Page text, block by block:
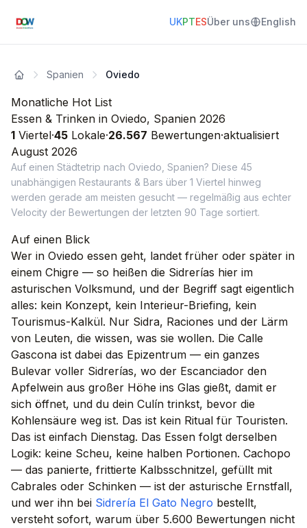
UKPTESÜber uns English
Spanien Oviedo
Monatliche Hot List
Essen & Trinken in Oviedo, Spanien 2026
1 Viertel·45 Lokale·26.567 Bewertungen·aktualisiert
August 2026
Auf einen Städtetrip nach Oviedo, Spanien? Diese 45
unabhängigen Restaurants & Bars über 1 Viertel hinweg
werden gerade am meisten gesucht — regelmäßig aus echter
Velocity der Bewertungen der letzten 90 Tage sortiert.
Auf einen Blick
Wer in Oviedo essen geht, landet früher oder später in
einem Chigre — so heißen die Sidrerías hier im
asturischen Volksmund, und der Begriff sagt eigentlich
alles: kein Konzept, kein Interieur-Briefing, kein
Tourismus-Kalkül. Nur Sidra, Raciones und der Lärm
von Leuten, die wissen, was sie wollen. Die Calle
Gascona ist dabei das Epizentrum — ein ganzes
Bulevar voller Sidrerías, wo der Escanciador den
Apfelwein aus großer Höhe ins Glas gießt, damit er
sich öffnet, und du dein Culín trinkst, bevor die
Kohlensäure weg ist. Das ist kein Ritual für Touristen.
Das ist einfach Dienstag. Das Essen folgt derselben
Logik: keine Scheu, keine halben Portionen. Cachopo
— das panierte, frittierte Kalbsschnitzel, gefüllt mit
Cabrales oder Schinken — ist der asturische Ernstfall,
und wer ihn bei Sidrería El Gato Negro bestellt,
versteht sofort, warum über 5.600 Bewertungen nicht